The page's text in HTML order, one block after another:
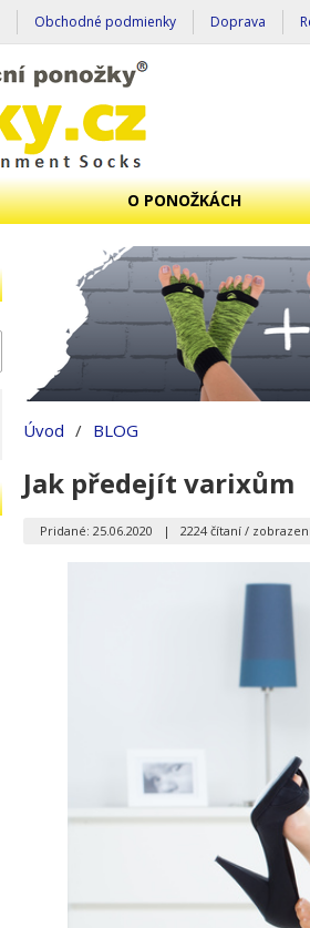
Obchodné podmienky Doprava
O PONOŽKÁCH
Úvod / BLOG
Jak předejít varixům
Pridané: 25.06.2020 | 2224 čítaní /